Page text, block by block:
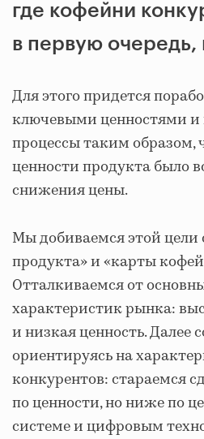
где кофейни
в первую очередь,
Для этого придется
ключевыми ценностями и
процессы таким образом,
ценности продукта было
снижения цены.
Мы добиваемся этой
продукта» и «карты
Отталкиваемся от
характеристик рынка:
и низкая ценность. Далее
ориентируясь на
конкурентов: стараемся
по ценности, но ниже по
системе и цифровым